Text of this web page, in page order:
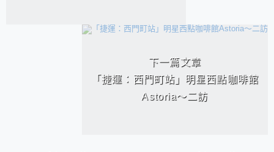
下一篇文章
「捷運：西門町站」明星西點咖啡館
Astoria～二訪